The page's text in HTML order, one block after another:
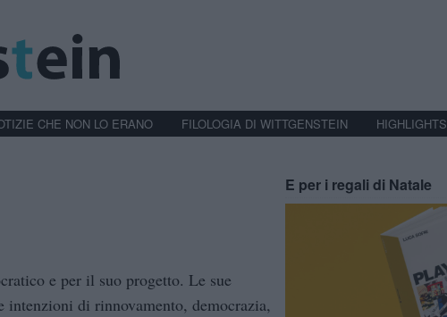
CHE NON LO ERANO FILOLOGIA DI WITTGENSTEIN HIGHLIGHTS
e per il suo progetto. Le sue
di rinnovamento, democrazia,
E per i regali di Natale